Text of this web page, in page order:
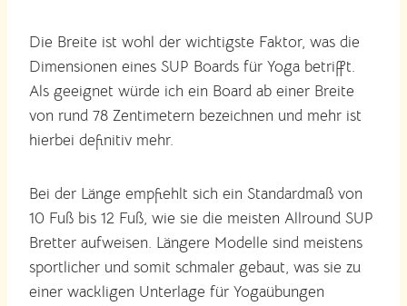
Die Breite ist wohl der wichtigste Faktor, was die
Dimensionen eines SUP Boards für Yoga betrifft.
Als geeignet würde ich ein Board ab einer Breite
von rund 78 Zentimetern bezeichnen und mehr ist
hierbei definitiv mehr.
Bei der Länge empfiehlt sich ein Standardmaß von
10 Fuß bis 12 Fuß, wie sie die meisten Allround SUP
Bretter aufweisen. Längere Modelle sind meistens
sportlicher und somit schmaler gebaut, was sie zu
einer wackligen Unterlage für Yogaübungen